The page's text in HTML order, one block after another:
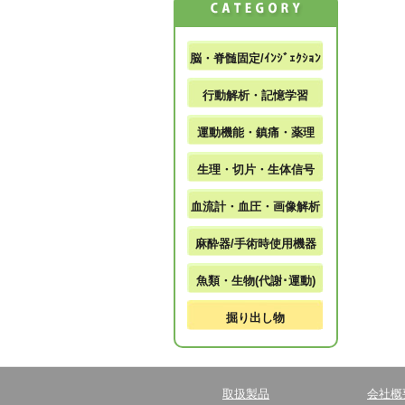
脳・脊髄固定/ｲﾝｼﾞｪｸｼｮﾝ
行動解析・記憶学習
運動機能・鎮痛・薬理
生理・切片・生体信号
血流計・血圧・画像解析
麻酔器/手術時使用機器
魚類・生物(代謝･運動)
掘り出し物
取扱製品 会社概